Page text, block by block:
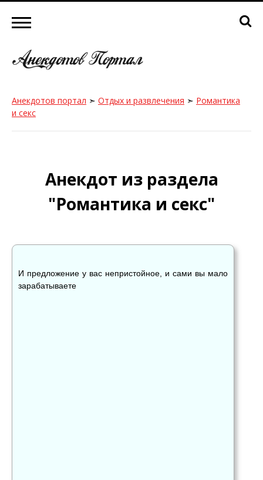
Анекдотов портал ➣ Отдых и развлечения ➣ Романтика
и секс
Анекдот из раздела
"Романтика и секс"
И предложение у вас непристойное, и сами вы мало
зарабатываете